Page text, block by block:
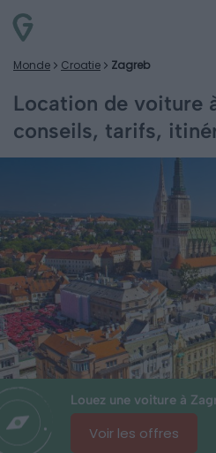
Monde Croatie Zagreb
Location de voiture
conseils, tarifs,
Louez une voiture à
Voir les offres